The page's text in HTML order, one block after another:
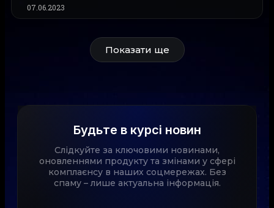
07.06.2023
Показати ще
Будьте в курсі новин
Слідкуйте за ключовими новинами,
оновленнями продукту та змінами у сфері
комплаєнсу в наших соцмережах. Без
спаму – лише актуальна інформація.